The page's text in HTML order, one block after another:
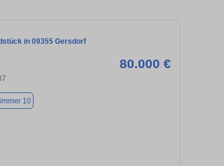
in 09355 Gersdorf
80.000 €
10